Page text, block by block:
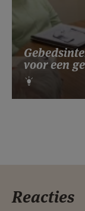
voor een
Reacties